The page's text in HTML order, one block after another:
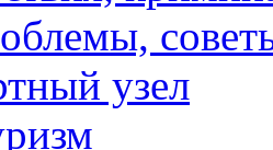
узел